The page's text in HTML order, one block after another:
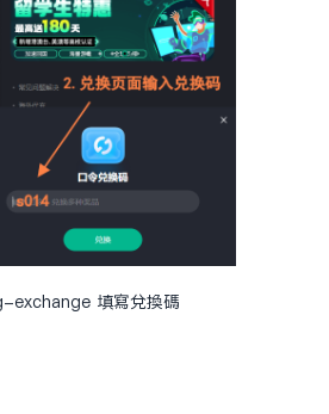
exchange 填写兑换码